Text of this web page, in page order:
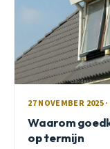
27 NOVEMBER 2025
Waarom
op termijn